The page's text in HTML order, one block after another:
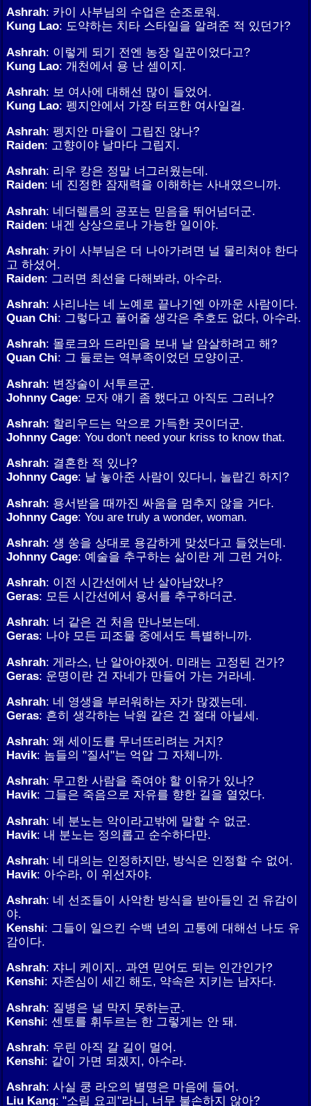
Ashrah: 카이 사부님의 수업은 순조로워.
Kung Lao: 도약하는 치타 스타일을 알려준 적 있던가?
Ashrah: 이렇게 되기 전엔 농장 일꾼이었다고?
Kung Lao: 개천에서 용 난 셈이지.
Ashrah: 보 여사에 대해선 많이 들었어.
Kung Lao: 펭지안에서 가장 터프한 여사일걸.
Ashrah: 펭지안 마을이 그립진 않나?
Raiden: 고향이야 날마다 그립지.
Ashrah: 리우 캉은 정말 너그러웠는데.
Raiden: 네 진정한 잠재력을 이해하는 사내였으니까.
Ashrah: 네더렐름의 공포는 믿음을 뛰어넘더군.
Raiden: 내겐 상상으로나 가능한 일이야.
Ashrah: 카이 사부님은 더 나아가려면 널 물리쳐야 한다
고 하셨어.
Raiden: 그러면 최선을 다해봐라, 아수라.
Ashrah: 사리나는 네 노예로 끝나기엔 아까운 사람이다.
Quan Chi: 그렇다고 풀어줄 생각은 추호도 없다, 아수라.
Ashrah: 몰로크와 드라민을 보내 날 암살하려고 해?
Quan Chi: 그 둘로는 역부족이었던 모양이군.
Ashrah: 변장술이 서투르군.
Johnny Cage: 모자 얘기 좀 했다고 아직도 그러나?
Ashrah: 할리우드는 악으로 가득한 곳이더군.
Johnny Cage: You don't need your kriss to know that.
Ashrah: 결혼한 적 있나?
Johnny Cage: 날 놓아준 사람이 있다니, 놀랍긴 하지?
Ashrah: 용서받을 때까진 싸움을 멈추지 않을 거다.
Johnny Cage: You are truly a wonder, woman.
Ashrah: 섕 쑹을 상대로 용감하게 맞섰다고 들었는데.
Johnny Cage: 예술을 추구하는 삶이란 게 그런 거야.
Ashrah: 이전 시간선에서 난 살아남았나?
Geras: 모든 시간선에서 용서를 추구하더군.
Ashrah: 너 같은 건 처음 만나보는데.
Geras: 나야 모든 피조물 중에서도 특별하니까.
Ashrah: 게라스, 난 알아야겠어. 미래는 고정된 건가?
Geras: 운명이란 건 자네가 만들어 가는 거라네.
Ashrah: 네 영생을 부러워하는 자가 많겠는데.
Geras: 흔히 생각하는 낙원 같은 건 절대 아닐세.
Ashrah: 왜 세이도를 무너뜨리려는 거지?
Havik: 놈들의 "질서"는 억압 그 자체니까.
Ashrah: 무고한 사람을 죽여야 할 이유가 있나?
Havik: 그들은 죽음으로 자유를 향한 길을 열었다.
Ashrah: 네 분노는 악이라고밖에 말할 수 없군.
Havik: 내 분노는 정의롭고 순수하다만.
Ashrah: 네 대의는 인정하지만, 방식은 인정할 수 없어.
Havik: 아수라, 이 위선자야.
Ashrah: 네 선조들이 사악한 방식을 받아들인 건 유감이
야.
Kenshi: 그들이 일으킨 수백 년의 고통에 대해선 나도 유
감이다.
Ashrah: 쟈니 케이지.. 과연 믿어도 되는 인간인가?
Kenshi: 자존심이 세긴 해도, 약속은 지키는 남자다.
Ashrah: 질병은 널 막지 못하는군.
Kenshi: 센토를 휘두르는 한 그렇게는 안 돼.
Ashrah: 우린 아직 갈 길이 멀어.
Kenshi: 같이 가면 되겠지, 아수라.
Ashrah: 사실 쿵 라오의 별명은 마음에 들어.
Liu Kang: "소림 요괴"라니, 너무 불손하지 않아?